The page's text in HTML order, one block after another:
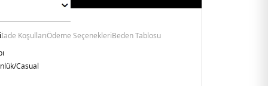
İade KoşullarıÖdeme SeçenekleriBeden Tablosu
Casual